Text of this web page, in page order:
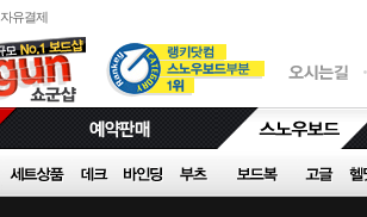
자유결제